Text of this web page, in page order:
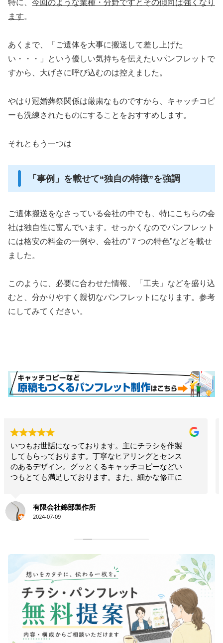
特に、 今回のような業種・分野ですとその傾向は強くなり
ます。
あくまで、「ご遺体を大事に搬送して差し上げた
い・・・」という優しい気持ちを伝えたいパンフレットで
すから、大げさに呼び込むのは控えました。
やはり冠婚葬祭関係は厳粛なものですから、キャッチコピ
ーも洗練されたものにすることをおすすめします。
それともう一つは
「事例」を載せて“独自の特徴”を強調
ご遺体搬送をなさっている会社の中でも、特にこちらの会
社は独自性に富んでいます。せっかくなのでパンフレット
には格安の料金の一例や、会社の“７つの特色”などを載せ
ました。
このように、必要に合わせた情報、「工夫」などを盛り込
むと、分かりやすく親切なパンフレットになります。参考
にしてみてください。
お願いして本当に良かった！！相談したらこちらで
は思いつかないような構成でインパクトのあるリー
フレットを作ってくださいました！！素晴らしいの
一言につきます！！今後も何かの時にお願いしたい
永井史夫
2024-01-28